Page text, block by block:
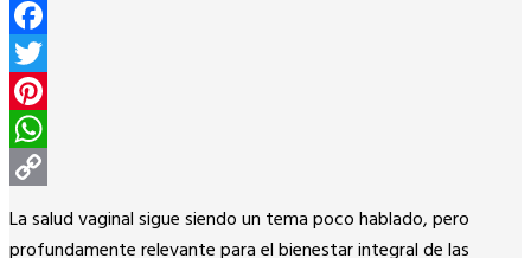
Facebook
Twitter
Pinterest
WhatsApp
Copy
Link
La salud vaginal sigue siendo un tema poco hablado, pero
profundamente relevante para el bienestar integral de las